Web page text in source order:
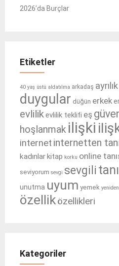
2026’da Burçlar
Etiketler
40 yaş üstü aldatılma arkadaş ayrılık
duygular düğün erkek
evlilikevlilik teklifi eş
hoşlanmak ilişki
internet internetten
kadınlarkitap korku online
seviyorum sevgi sevgili
unutma uyum yemek yeniden
özelliközellikleri
Kategoriler